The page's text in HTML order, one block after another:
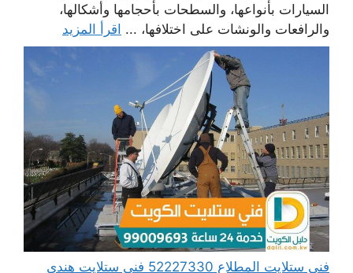
السيارات بأنواعها، والسطحات بأحجامها وأشكالها،
والرافعات والونشات على اختلافها، ... اقرأ المزيد
فني ستلايت المطلاع 52227330 فني ستلايت هندي